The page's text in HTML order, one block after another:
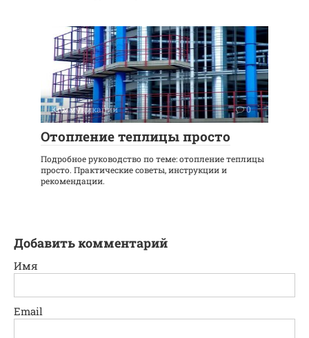
Коммуникации 0
Отопление теплицы просто
Подробное руководство по теме: отопление теплицы
просто. Практические советы, инструкции и
рекомендации.
Добавить комментарий
Имя
Email